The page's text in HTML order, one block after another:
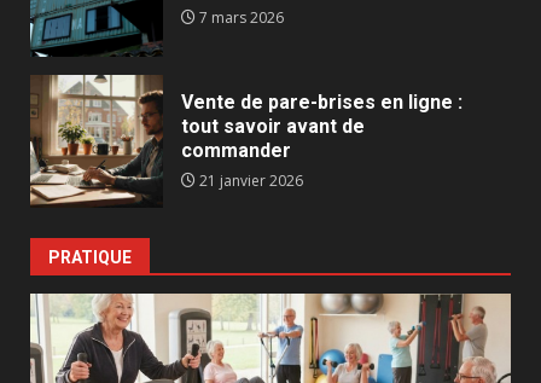
7 mars 2026
Vente de pare-brises en ligne :
tout savoir avant de
commander
21 janvier 2026
PRATIQUE